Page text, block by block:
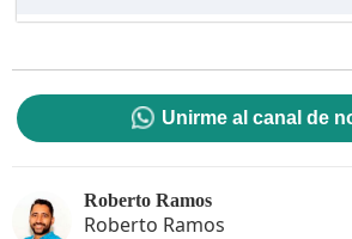
Unirme al canal de
Roberto Ramos
Roberto Ramos